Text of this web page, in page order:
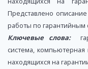
Представлено
работы по гарантийным
Ключевые слова:
система, компьютерная
находящихся на